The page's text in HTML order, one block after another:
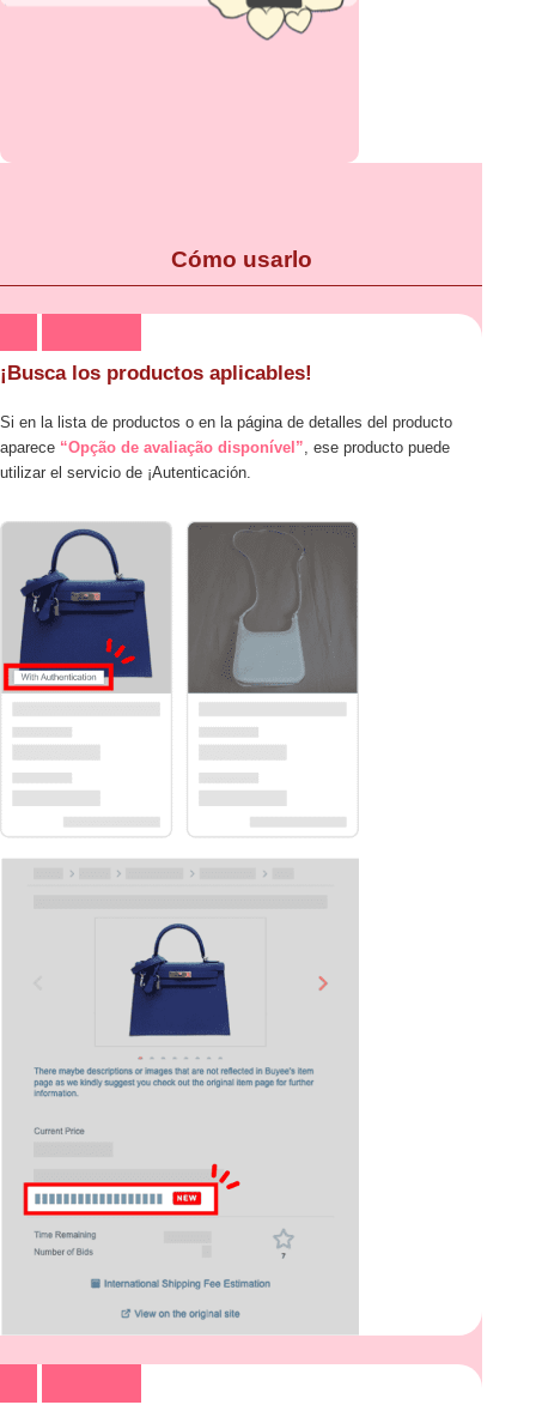
Cómo usarlo
¡Busca los productos aplicables!
Si en la lista de productos o en la página de detalles del producto
aparece “Opção de avaliação disponível”, ese producto puede
utilizar el servicio de ¡Autenticación.